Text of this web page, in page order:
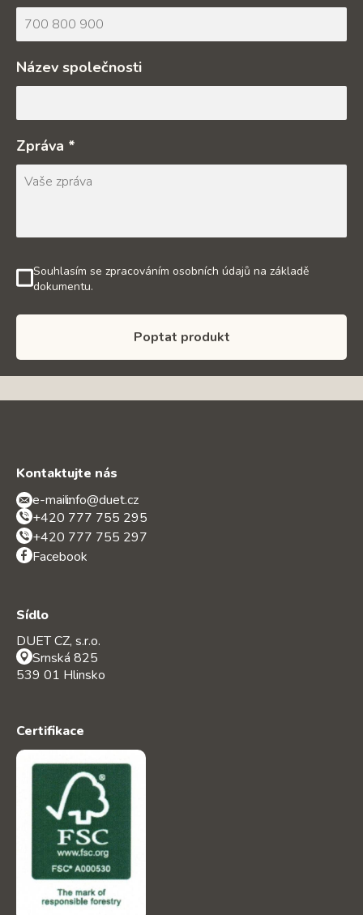
Název společnosti
Zpráva *
Souhlasím se zpracováním osobních údajů na základě
dokumentu.
Poptat produkt
Kontaktujte nás
e-mail:info@duet.cz
+420 777 755 295
+420 777 755 297
Facebook
Sídlo
DUET CZ, s.r.o.
Srnská 825
539 01 Hlinsko
Certifikace